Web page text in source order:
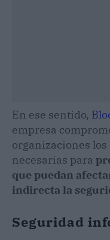
En ese sentido,
empresa
organizaciones
necesarias para
que puedan
indirecta la
Seguridad